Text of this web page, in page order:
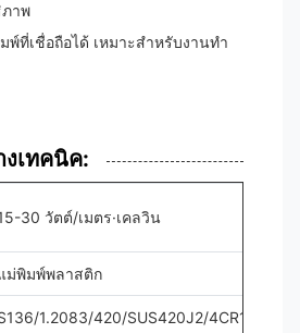
าพ
พ์ที่เชื่อถือได้ เหมาะสำหรับงานทำ
งเทคนิค:
30 วัตต์/เมตร·เคลวิน
ม่พิมพ์พลาสติก
1.2083/420/SUS420J2/4CR13/